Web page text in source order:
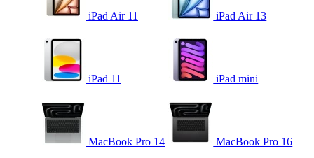
iPad Air 11 iPad Air 13
iPad 11 iPad mini
MacBook Pro 14 MacBook Pro 16